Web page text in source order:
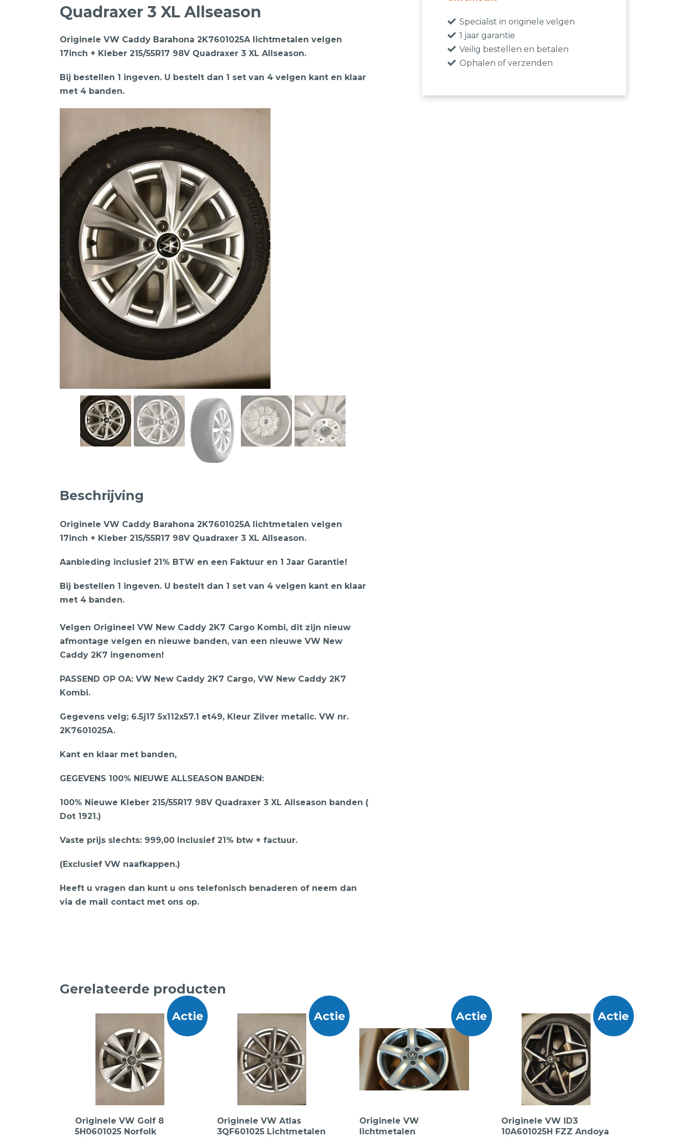
Quadraxer 3 XL Allseason
Originele VW Caddy Barahona 2K7601025A lichtmetalen velgen
17inch + Kleber 215/55R17 98V Quadraxer 3 XL Allseason.
Bij bestellen 1 ingeven. U bestelt dan 1 set van 4 velgen kant en klaar
met 4 banden.
Specialist in originele velgen
1 jaar garantie
Veilig bestellen en betalen
Ophalen of verzenden
Beschrijving
Originele VW Caddy Barahona 2K7601025A lichtmetalen velgen
17inch + Kleber 215/55R17 98V Quadraxer 3 XL Allseason.
Aanbieding inclusief 21% BTW en een Faktuur en 1 Jaar Garantie!
Bij bestellen 1 ingeven. U bestelt dan 1 set van 4 velgen kant en klaar
met 4 banden.
Velgen Origineel VW New Caddy 2K7 Cargo Kombi, dit zijn nieuw
afmontage velgen en nieuwe banden, van een nieuwe VW New
Caddy 2K7 ingenomen!
PASSEND OP OA: VW New Caddy 2K7 Cargo, VW New Caddy 2K7
Kombi.
Gegevens velg; 6.5j17 5x112x57.1 et49, Kleur Zilver metalic. VW nr.
2K7601025A.
Kant en klaar met banden,
GEGEVENS 100% NIEUWE ALLSEASON BANDEN:
100% Nieuwe Kleber 215/55R17 98V Quadraxer 3 XL Allseason banden (
Dot 1921.)
Vaste prijs slechts: 999,00 Inclusief 21% btw + factuur.
(Exclusief VW naafkappen.)
Heeft u vragen dan kunt u ons telefonisch benaderen of neem dan
via de mail contact met ons op.
Gerelateerde producten
Actie
Originele VW Golf 8
5H0601025 Norfolk
Actie
Originele VW Atlas
3QF601025 Lichtmetalen
Actie
Originele VW
lichtmetalen
Actie
Originele VW ID3
10A601025H FZZ Andoya